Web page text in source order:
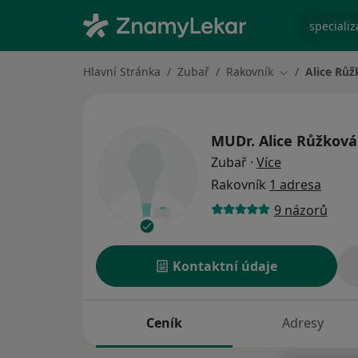
Hlavní Stránka Zubař Rakovník Změna města
Alice
MUDr. Alice Růžková
Zubař · Více
Rakovník 1 adresa
9 názorů
Kontaktní údaje
Ceník Adresy